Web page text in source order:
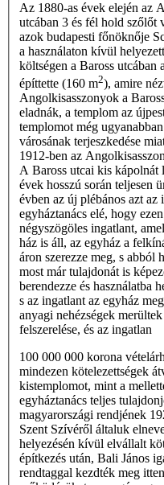
Az 1880-as évek elején az
utcában 3 és fél hold szőlőt
azok budapesti főnöknője
a használaton kívül
költségen a Baross utcában
építtette (160 m2), amire
Angolkisasszonyok a
eladnák, a templom az
templomot még
városának terjeszkedése
1912-ben az
A Baross utcai kis kápolnát
évek hosszú során teljesen
évben az új plébános azt az
egyháztanács elé, hogy
négyszögöles ingatlant,
ház is áll, az egyház a
áron szerezze meg, s abból
most már tulajdonát is
berendezze és használatba
s az ingatlant az egyház
anyagi nehézségek
felszerelése, és az ingatlan
100 000 000 korona
mindezen kötelezettségek
kistemplomot, mint a
egyháztanács teljes
magyarországi rendjének
Szent Szívéről általuk
helyezésén kívül elvállalt
építkezés után, Bali János
rendtaggal kezdték meg